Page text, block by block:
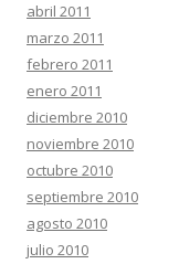
abril 2011
marzo 2011
febrero 2011
enero 2011
diciembre 2010
noviembre 2010
octubre 2010
septiembre 2010
agosto 2010
julio 2010